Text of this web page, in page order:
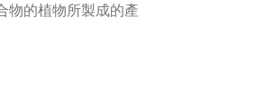
物的植物所製成的產